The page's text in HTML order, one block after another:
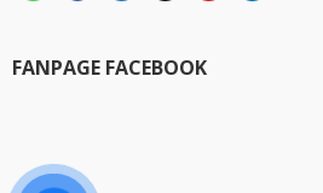
FANPAGE FACEBOOK